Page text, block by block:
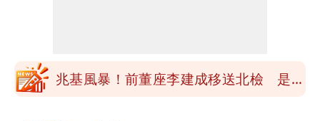
中哪來勇氣要別人道歉
兆基風暴！前董座李建成移送北檢 是否